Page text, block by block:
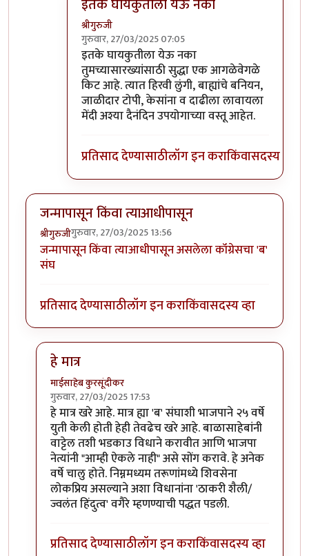
इतके घायकुतीला येऊ नका
श्रीगुरुजी
गुरुवार, 27/03/2025 07:05
In reply to'सौगात ए मोदी' किटचा चडफडाट
इतके घायकुतीला येऊ नका
तुमच्यासारख्यांसाठी सुद्धा एक आगळेवेगळे
किट आहे. त्यात हिरवी लुंगी, बाह्यांचे बनियन,
जाळीदार टोपी, केसांना व दाढीला लावायला
मेंदी अश्या दैनंदिन उपयोगाच्या वस्तू आहेत.
प्रतिसाद देण्यासाठीलॉग इन कराकिंवासदस्य व्हा
जन्मापासून किंवा त्याआधीपासून
श्रीगुरुजीगुरुवार, 27/03/2025 13:56
जन्मापासून किंवा त्याआधीपासून असलेला कॉंग्रेसचा 'ब'
संघ
प्रतिसाद देण्यासाठीलॉग इन कराकिंवासदस्य व्हा
हे मात्र
माईसाहेब कुरसूंदीकर
गुरुवार, 27/03/2025 17:53
In reply toजन्मापासून किंवा त्याआधीपासूनbyश्रीगुरुजी
हे मात्र खरे आहे. मात्र ह्या 'ब' संघाशी भाजपाने २५ वर्षे
युती केली होती हेही तेवढेच खरे आहे. बाळासाहेबांनी
वाट्टेल तशी भडकाउ विधाने करावीत आणि भाजपा
नेत्यांनी "आम्ही ऐकले नाही" असे सोंग करावे. हे अनेक
वर्षे चालु होते. निम्नमध्यम तरूणांमध्ये शिवसेना
लोकप्रिय असल्याने अशा विधानांना 'ठाकरी शैली/
ज्वलंत हिंदुत्व' वगैरे म्हणण्याची पद्धत पडली.
प्रतिसाद देण्यासाठीलॉग इन कराकिंवासदस्य व्हा